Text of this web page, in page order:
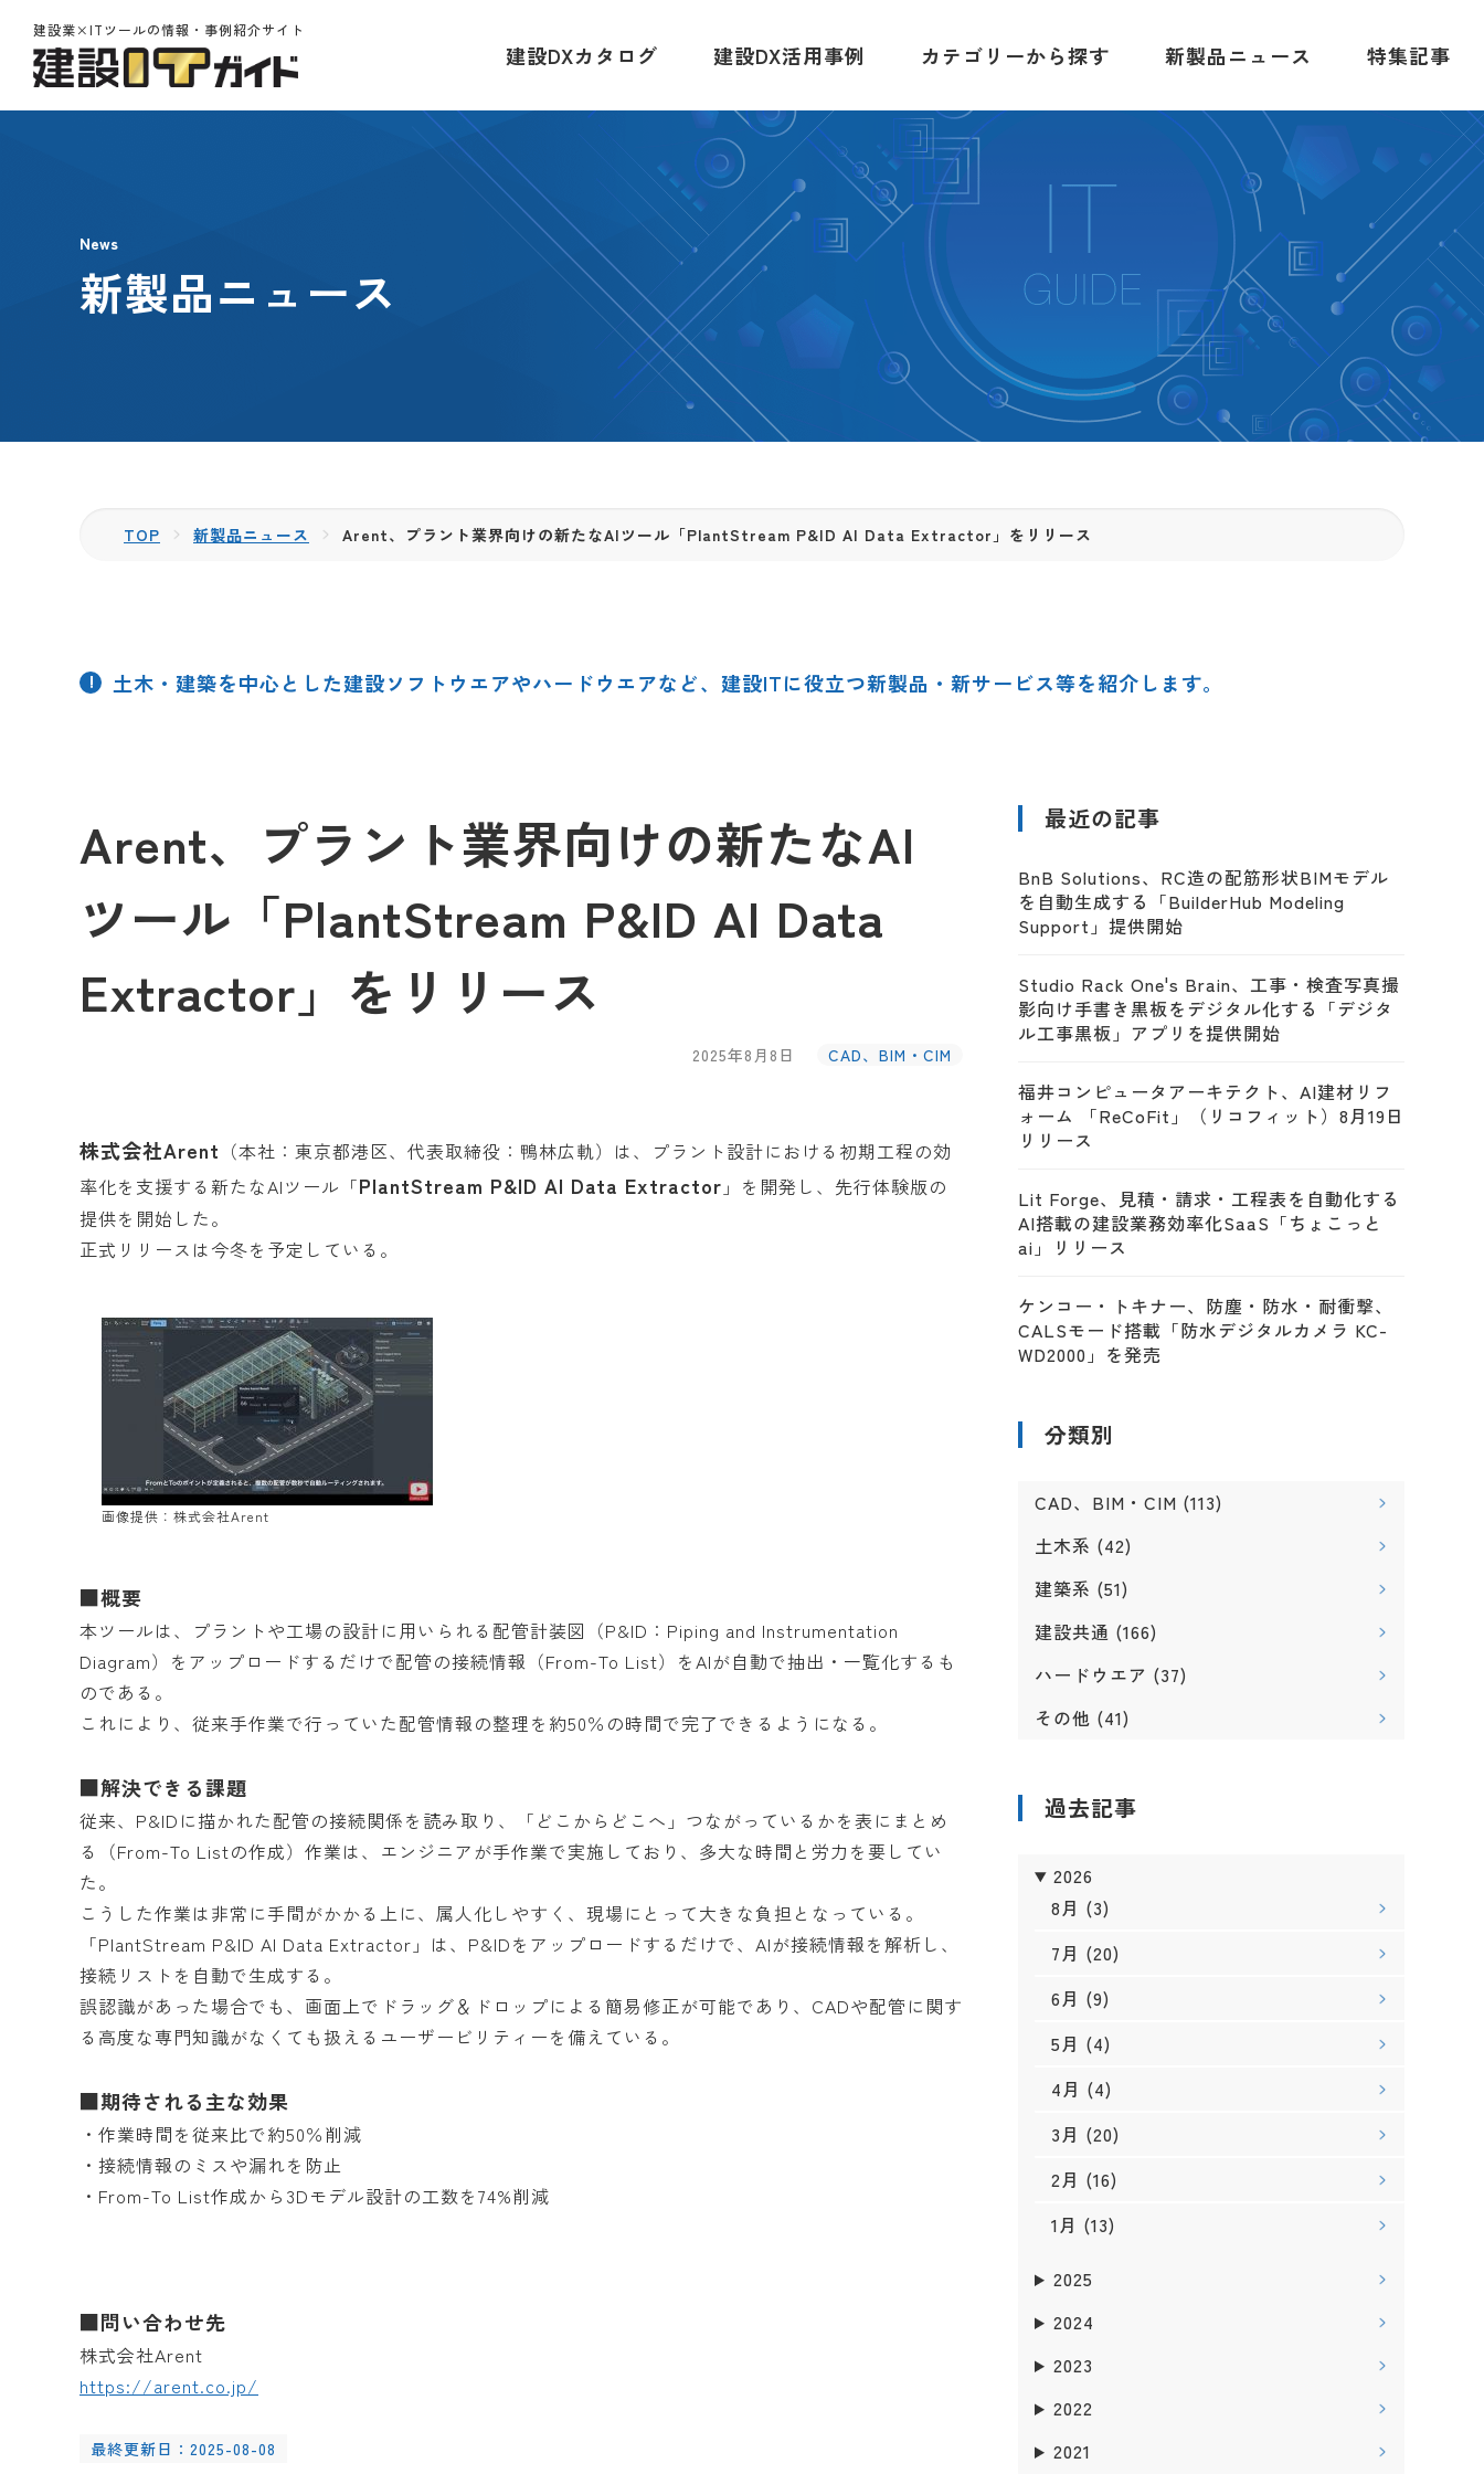
建設業×ITツールの情報・事例紹介サイト
建設DXカタログ 建設DX活用事例 カテゴリーから探す 新製品ニュース 特集記事
News
新製品ニュース
TOP 新製品ニュース Arent、プラント業界向けの新たなAIツール「PlantStream P&ID AI Data Extractor」をリリース
土木・建築を中心とした建設ソフトウエアやハードウエアなど、建設ITに役立つ新製品・新サービス等を紹介します。
Arent、プラント業界向けの新たなAI
ツール「PlantStream P&ID AI Data
Extractor」をリリース
2025年8月8日 CAD、BIM・CIM
株式会社Arent （本社：東京都港区、代表取締役：鴨林広軌）は、プラント設計における初期工程の効
率化を支援する新たなAIツール「PlantStream P&ID AI Data Extractor 」を開発し、先行体験版の
提供を開始した。
正式リリースは今冬を予定している。
画像提供：株式会社Arent
■概要
本ツールは、プラントや工場の設計に用いられる配管計装図（P&ID：Piping and Instrumentation
Diagram）をアップロードするだけで配管の接続情報（From-To List）をAIが自動で抽出・一覧化するも
のである。
これにより、従来手作業で行っていた配管情報の整理を約50％の時間で完了できるようになる。
■解決できる課題
従来、P&IDに描かれた配管の接続関係を読み取り、「どこからどこへ」つながっているかを表にまとめ
る（From-To Listの作成）作業は、エンジニアが手作業で実施しており、多大な時間と労力を要してい
た。
こうした作業は非常に手間がかかる上に、属人化しやすく、現場にとって大きな負担となっている。
「PlantStream P&ID AI Data Extractor」は、P&IDをアップロードするだけで、AIが接続情報を解析し、
接続リストを自動で生成する。
誤認識があった場合でも、画面上でドラッグ＆ドロップによる簡易修正が可能であり、CADや配管に関す
る高度な専門知識がなくても扱えるユーザービリティーを備えている。
■期待される主な効果
・作業時間を従来比で約50％削減
・接続情報のミスや漏れを防止
・From-To List作成から3Dモデル設計の工数を74%削減
■問い合わせ先
株式会社Arent
https://arent.co.jp/
最終更新日：2025-08-08
最近の記事
BnB Solutions、RC造の配筋形状BIMモデル
を自動生成する「BuilderHub Modeling
Support」提供開始
Studio Rack One's Brain、工事・検査写真撮
影向け手書き黒板をデジタル化する「デジタ
ル工事黒板」アプリを提供開始
福井コンピュータアーキテクト、AI建材リフ
ォーム 「ReCoFit」（リコフィット）8月19日
リリース
Lit Forge、見積・請求・工程表を自動化する
AI搭載の建設業務効率化SaaS「ちょこっと
ai」リリース
ケンコー・トキナー、防塵・防水・耐衝撃、
CALSモード搭載「防水デジタルカメラ KC-
WD2000」を発売
分類別
CAD、BIM・CIM (113)
土木系 (42)
建築系 (51)
建設共通 (166)
ハードウエア (37)
その他 (41)
過去記事
2026
8月 (3)
7月 (20)
6月 (9)
5月 (4)
4月 (4)
3月 (20)
2月 (16)
1月 (13)
2025
2024
2023
2022
2021